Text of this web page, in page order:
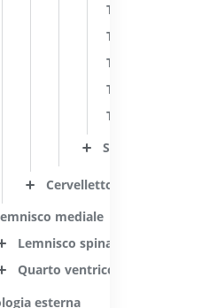
Tratto
Tratto rubro-
Tratto rubro-
Tratto tetto-
Tratto tetto-
Sostanza grigia
Cervelletto
mediale
Lemnisco spinale; Tratto
Quarto ventricolo
esterna